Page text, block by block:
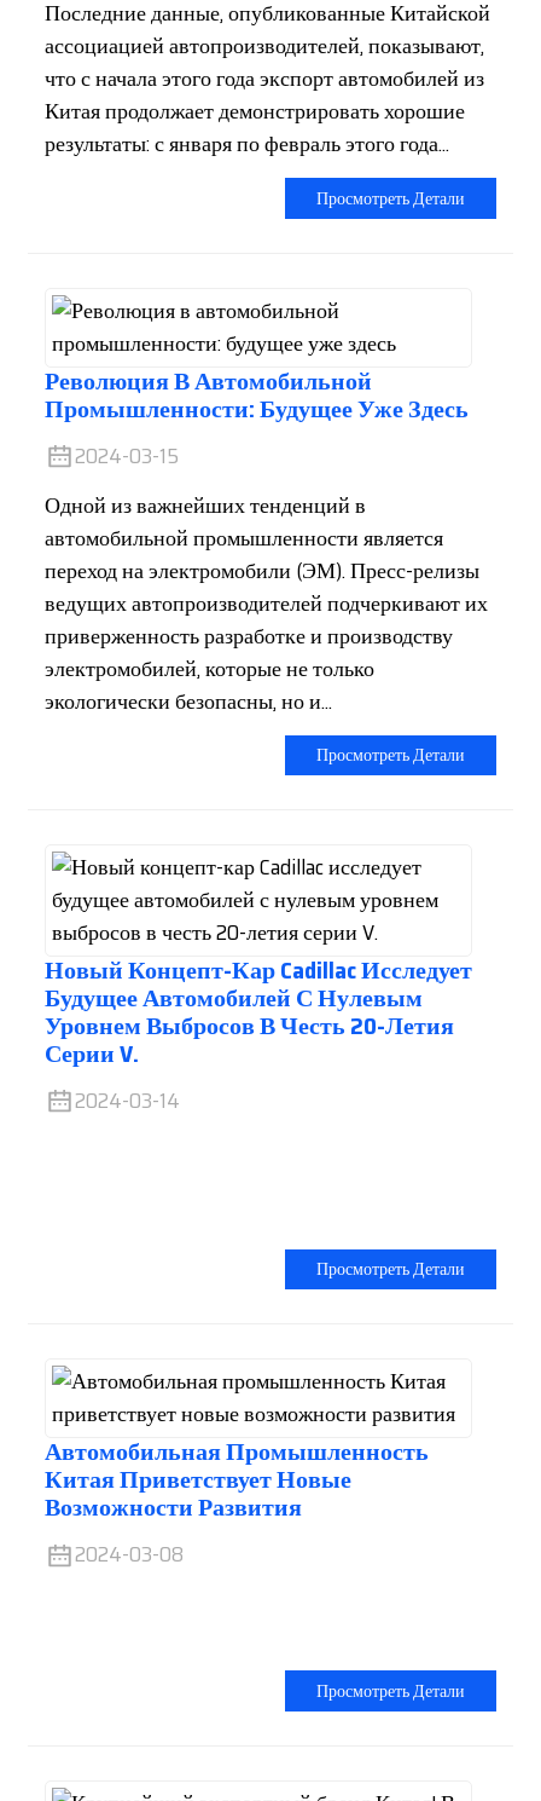
Последние данные, опубликованные Китайской
ассоциацией автопроизводителей, показывают,
что с начала этого года экспорт автомобилей из
Китая продолжает демонстрировать хорошие
результаты: с января по февраль этого года...
Просмотреть Детали
Революция В Автомобильной
Промышленности: Будущее Уже Здесь
2024-03-15
Одной из важнейших тенденций в
автомобильной промышленности является
переход на электромобили (ЭМ). Пресс-релизы
ведущих автопроизводителей подчеркивают их
приверженность разработке и производству
электромобилей, которые не только
экологически безопасны, но и...
Просмотреть Детали
Новый Концепт-Кар Cadillac Исследует
Будущее Автомобилей С Нулевым
Уровнем Выбросов В Честь 20-Летия
Серии V.
2024-03-14
Просмотреть Детали
Автомобильная Промышленность
Китая Приветствует Новые
Возможности Развития
2024-03-08
Просмотреть Детали